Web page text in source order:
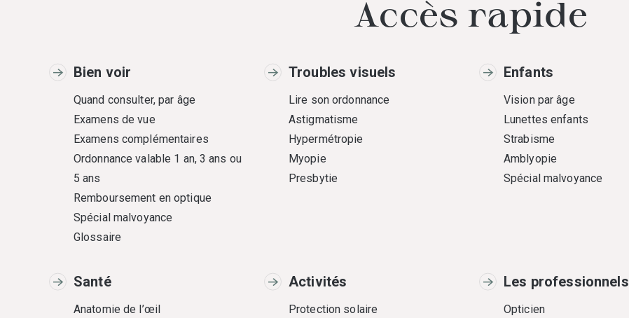
Accès rapide
Bien voir
Quand consulter, par âge
Examens de vue
Examens complémentaires
Ordonnance valable 1 an, 3 ans ou
5 ans
Remboursement en optique
Spécial malvoyance
Glossaire
Troubles visuels
Lire son ordonnance
Astigmatisme
Hypermétropie
Myopie
Presbytie
Enfants
Vision par âge
Lunettes enfants
Strabisme
Amblyopie
Spécial malvoyance
Santé
Anatomie de l’œil
Activités
Protection solaire
Les professionnels
Opticien